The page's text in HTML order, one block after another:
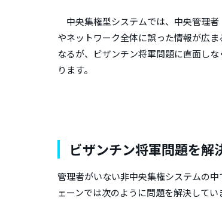
中央集権型システムでは、中央管理
やネットワーク全体に誤った情報が広
なるが、ビザンチン将軍問題に直面し
ります。
ビザンチン将軍問題を解
管理者がいない非中央集権システムの
ェーンでは次のように問題を解決してい